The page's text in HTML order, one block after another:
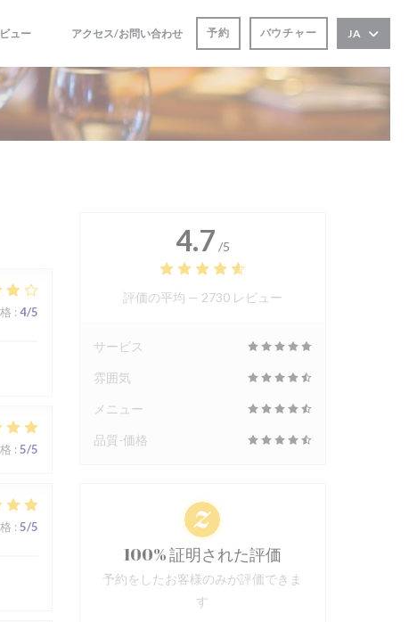
ュー
((新しいウィンドウで開きます))
((新しいウィンドウで開きます))
アクセス/お問い合わせ 予約 バウチャー JA
: 4/5
: 5/5
: 5/5
4.7 /5
評価の平均 — 2730 レビュー
サービス
雰囲気
メニュー
品質-価格
100% 証明された評価
予約をしたお客様のみが評価できま
す